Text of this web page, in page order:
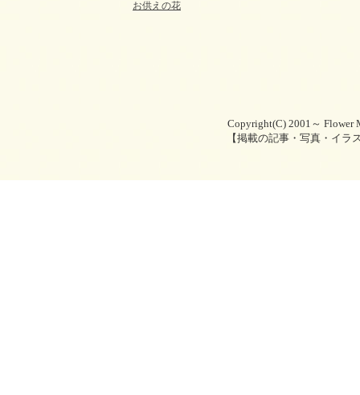
お供えの花
Copyright(C) 2001～ Flower
【掲載の記事・写真・イ